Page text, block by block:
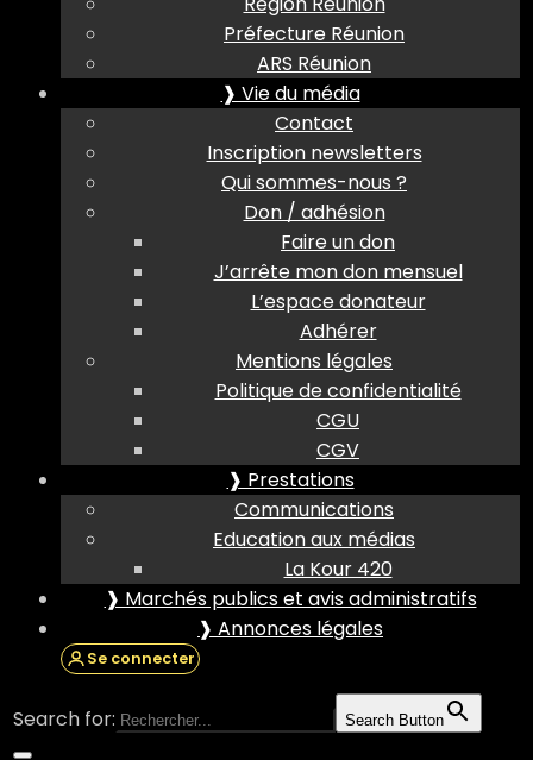
Préfecture Réunion
ARS Réunion
❱ Vie du média
Contact
Inscription newsletters
Qui sommes-nous ?
Don / adhésion
Faire un don
J’arrête mon don mensuel
L’espace donateur
Adhérer
Mentions légales
Politique de confidentialité
CGU
CGV
❱ Prestations
Communications
Education aux médias
La Kour 420
❱ Marchés publics et avis administratifs
❱ Annonces légales
Se connecter
Search for: Search Button